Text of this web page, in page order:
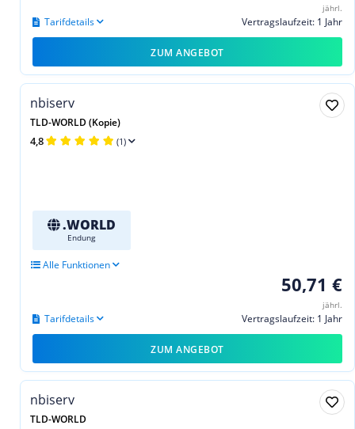
jährl.
Vertragslaufzeit: 1 Jahr
Tarifdetails
ZUM ANGEBOT
nbiserv
TLD-WORLD (Kopie)
4,8 (1)
.WORLD
Endung
Alle Funktionen
50,71 €
jährl.
Vertragslaufzeit: 1 Jahr
Tarifdetails
ZUM ANGEBOT
nbiserv
TLD-WORLD